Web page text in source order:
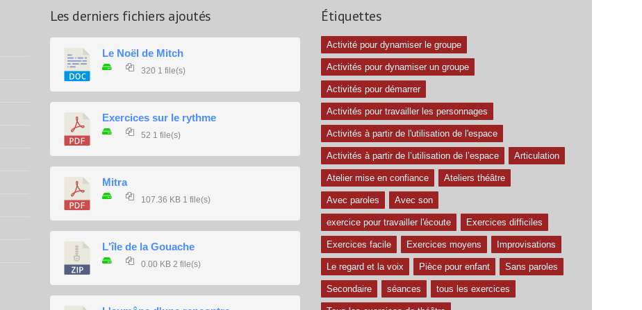
Les derniers fichiers ajoutés
Le Noël de Mitch
320 1 file(s)
Exercices sur le rythme
52 1 file(s)
Mitra
107.36 KB 1 file(s)
L'île de la Gouache
0.00 KB 2 file(s)
Étiquettes
Activité pour dynamiser le groupe
Activités pour dynamiser un groupe
Activités pour démarrer
Activités pour travailler les personnages
Activités à partir de l'utilisation de l'espace
Activités à partir de l’utilisation de l’espace Articulation
Atelier mise en confiance Ateliers théâtre
Avec paroles Avec son
exercice pour travailler l'écoute Exercices difficiles
Exercices facile Exercices moyens Improvisations
Le regard et la voix Pièce pour enfant Sans paroles
Secondaire séances tous les exercices